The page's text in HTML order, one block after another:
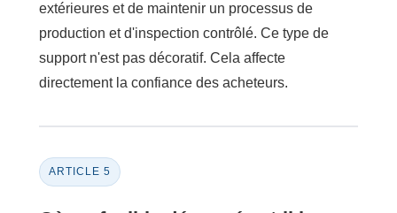
extérieures et de maintenir un processus de
production et d'inspection contrôlé. Ce type de
support n'est pas décoratif. Cela affecte
directement la confiance des acheteurs.
ARTICLE 5